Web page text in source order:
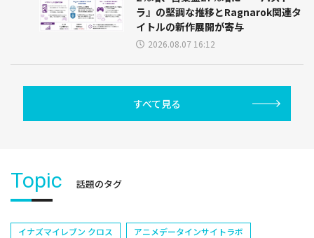
ラ』の堅調な推移とRagnarok関連タ
イトルの新作展開が寄与
2026.08.07 16:12
すべて見る
Topic 話題のタグ
イナズマイレブン クロス
アニメデータインサイトラボ